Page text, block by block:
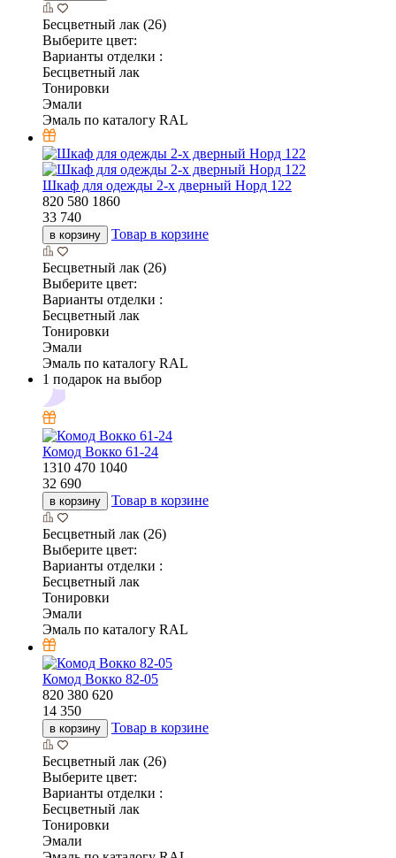
Бесцветный лак (26)
Выберите цвет:
Варианты отделки :
Бесцветный лак
Тонировки
Эмали
Эмаль по каталогу RAL
Шкаф для одежды 2-х дверный Норд 122
820 580 1860
33 740
в корзину Товар в корзине
Бесцветный лак (26)
Выберите цвет:
Варианты отделки :
Бесцветный лак
Тонировки
Эмали
Эмаль по каталогу RAL
1 подарок на выбор
Комод Вокко 61-24
1310 470 1040
32 690
в корзину Товар в корзине
Бесцветный лак (26)
Выберите цвет:
Варианты отделки :
Бесцветный лак
Тонировки
Эмали
Эмаль по каталогу RAL
Комод Вокко 82-05
820 380 620
14 350
в корзину Товар в корзине
Бесцветный лак (26)
Выберите цвет:
Варианты отделки :
Бесцветный лак
Тонировки
Эмали